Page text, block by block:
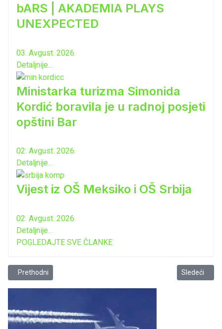
bARS | AKADEMIA PLAYS
UNEXPECTED
03. Avgust. 2026.
Detaljnije...
Ministarka turizma Simonida
Kordić boravila je u radnoj posjeti
opštini Bar
02. Avgust. 2026.
Detaljnije...
Vijest iz OŠ Meksiko i OŠ Srbija
02. Avgust. 2026.
Detaljnije...
POGLEDAJTE SVE ČLANKE
Prethodni članak: 11. maj – Dan zastave Bošnjaka
Prethodni Sledeći
Sledeći